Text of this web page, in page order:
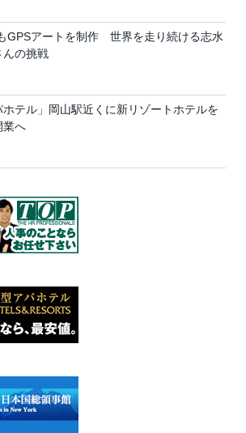
GPSアートを制作 世界を走り続ける志水
んの挑戦
ホテル」岡山駅近くに新リゾートホテルを
業へ